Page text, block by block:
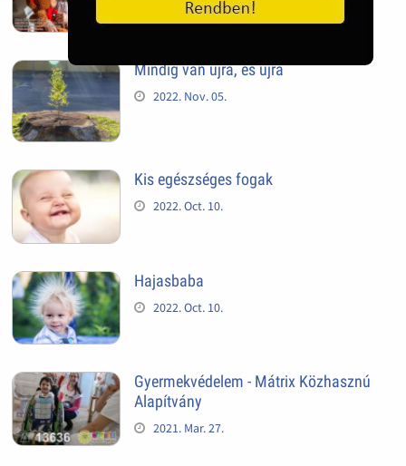
2024. Feb. 27.
Mindig van újra, és újra
2022. Nov. 05.
Kis egészséges fogak
2022. Oct. 10.
Hajasbaba
2022. Oct. 10.
Gyermekvédelem - Mátrix Közhasznú
Alapítvány
2021. Mar. 27.